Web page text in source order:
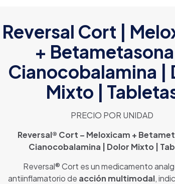
Reversal Cort |
+
Cianocobalamina |
Mixto |
PRECIO POR UNIDAD
Reversal® Cort – Meloxicam +
Cianocobalamina | Dolor Mixto |
Reversal® Cort es un medicamento
antiinflamatorio de acción multimodal,